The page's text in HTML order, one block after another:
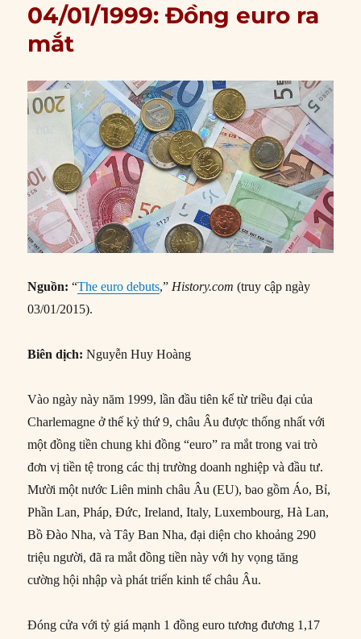
04/01/1999: Đồng euro ra
mắt
Nguồn: “The euro debuts,” History.com (truy cập ngày
03/01/2015).
Biên dịch: Nguyễn Huy Hoàng
Vào ngày này năm 1999, lần đầu tiên kể từ triều đại của
Charlemagne ở thế kỷ thứ 9, châu Âu được thống nhất với
một đồng tiền chung khi đồng “euro” ra mắt trong vai trò
đơn vị tiền tệ trong các thị trường doanh nghiệp và đầu tư.
Mười một nước Liên minh châu Âu (EU), bao gồm Áo, Bỉ,
Phần Lan, Pháp, Đức, Ireland, Italy, Luxembourg, Hà Lan,
Bồ Đào Nha, và Tây Ban Nha, đại diện cho khoảng 290
triệu người, đã ra mắt đồng tiền này với hy vọng tăng
cường hội nhập và phát triển kinh tế châu Âu.
Đóng cửa với tỷ giá mạnh 1 đồng euro tương đương 1,17